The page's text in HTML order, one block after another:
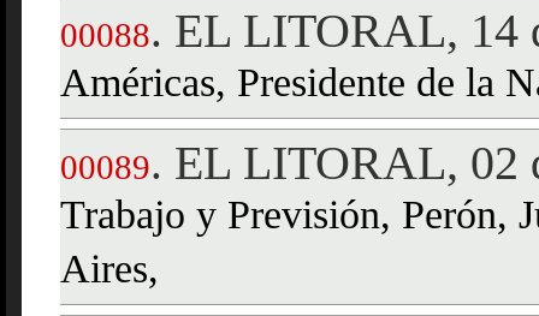
00088. EL LITORAL, 14
Américas, Presidente de la
00089. EL LITORAL, 02
Trabajo y Previsión, Perón,
Aires,